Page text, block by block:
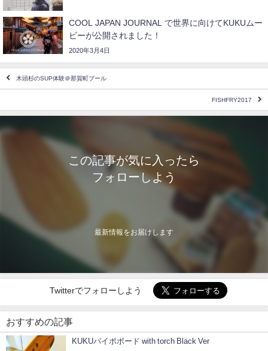
COOL JAPAN JOURNAL で世界に向けてKUKUムー
ビーが公開されました！
2020年3月4日
木頭杉のSUP体験＠那賀町プール
FISHFRY2017
この記事が気に入ったら
フォローしよう
最新情報をお届けします
Twitterでフォローしよう
おすすめの記事
KUKUパイポボード with torch Black Ver